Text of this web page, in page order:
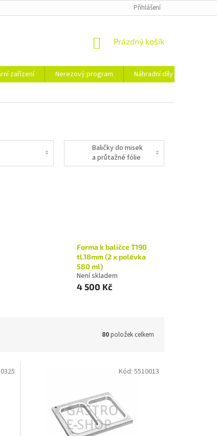
ÚDAJŮ Přihlášení
NÁKUPNÍ
Prázdný košík
zařízení Nerezový program Náhradní díly
Baličky do misek
a průtažné fólie
Forma k baličce T190
tl.18mm (2 x polévka
580 ml)
Není skladem
4 500 Kč
80položek celkem
Kód: 5510013